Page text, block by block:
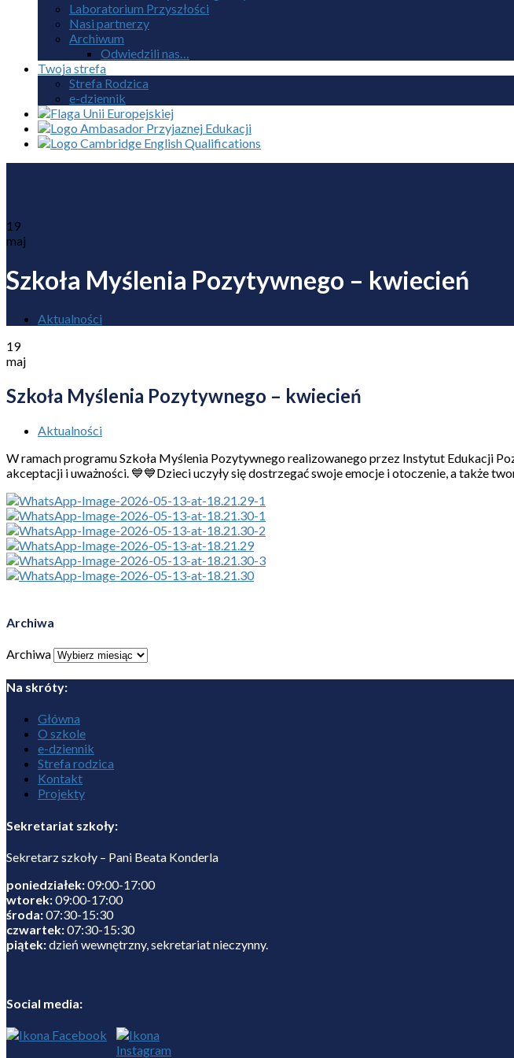
Laboratorium Przyszłości
Nasi partnerzy
Archiwum
Odwiedzili nas…
Twoja strefa
Strefa Rodzica
e-dziennik
19
maj
Szkoła Myślenia Pozytywnego – kwiecień
Aktualności
19
maj
Szkoła Myślenia Pozytywnego – kwiecień
Aktualności
W ramach programu Szkoła Myślenia Pozytywnego realizowanego przez Instytut Edukacji
akceptacji i uważności. 💙💙Dzieci uczyły się dostrzegać swoje emocje i otoczenie, a także
Archiwa
Archiwa
Na skróty:
Główna
O szkole
e-dziennik
Strefa rodzica
Kontakt
Projekty
Sekretariat szkoły:
Sekretarz szkoły – Pani Beata Konderla
poniedziałek:09:00-17:00
wtorek:09:00-17:00
środa:07:30-15:30
czwartek:07:30-15:30
piątek:dzień wewnętrzny, sekretariat nieczynny.
Social media: